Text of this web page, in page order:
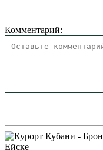
Комментарий: